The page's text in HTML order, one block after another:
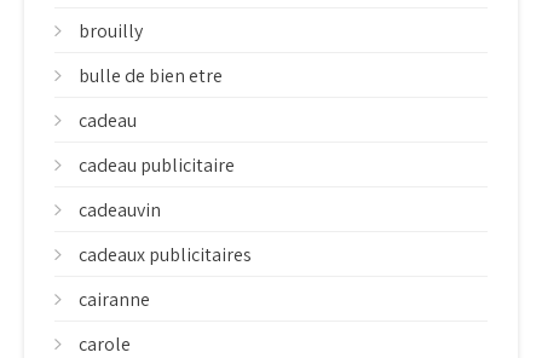
brouilly
bulle de bien etre
cadeau
cadeau publicitaire
cadeauvin
cadeaux publicitaires
cairanne
carole